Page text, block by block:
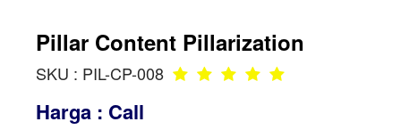
Pillar Content Pillarization
SKU : PIL-CP-008
Harga : Call